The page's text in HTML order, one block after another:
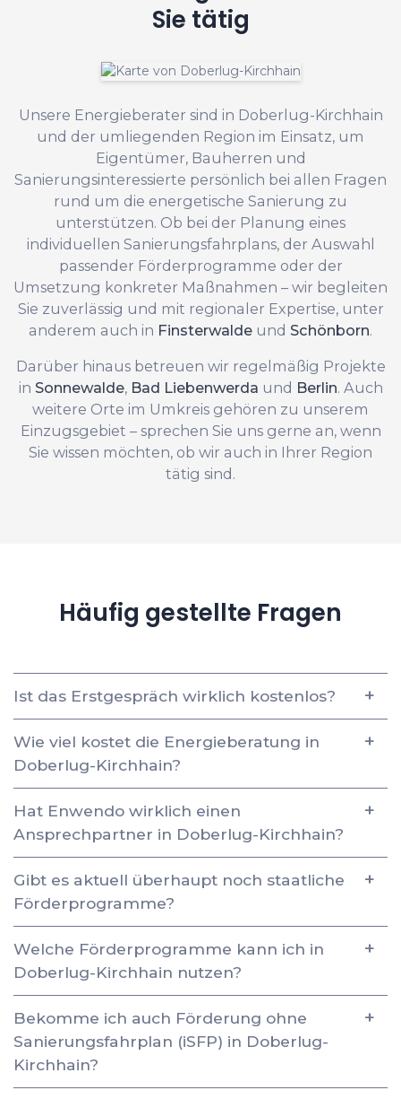
Sie tätig
Unsere Energieberater sind in Doberlug-Kirchhain
und der umliegenden Region im Einsatz, um
Eigentümer, Bauherren und
Sanierungsinteressierte persönlich bei allen Fragen
rund um die energetische Sanierung zu
unterstützen. Ob bei der Planung eines
individuellen Sanierungsfahrplans, der Auswahl
passender Förderprogramme oder der
Umsetzung konkreter Maßnahmen – wir begleiten
Sie zuverlässig und mit regionaler Expertise, unter
anderem auch in Finsterwalde und Schönborn.
Darüber hinaus betreuen wir regelmäßig Projekte
in Sonnewalde, Bad Liebenwerda und Berlin. Auch
weitere Orte im Umkreis gehören zu unserem
Einzugsgebiet – sprechen Sie uns gerne an, wenn
Sie wissen möchten, ob wir auch in Ihrer Region
tätig sind.
Häufig gestellte Fragen
Ist das Erstgespräch wirklich kostenlos?
Wie viel kostet die Energieberatung in
Doberlug-Kirchhain?
Hat Enwendo wirklich einen
Ansprechpartner in Doberlug-Kirchhain?
Gibt es aktuell überhaupt noch staatliche
Förderprogramme?
Welche Förderprogramme kann ich in
Doberlug-Kirchhain nutzen?
Bekomme ich auch Förderung ohne
Sanierungsfahrplan (iSFP) in Doberlug-
Kirchhain?